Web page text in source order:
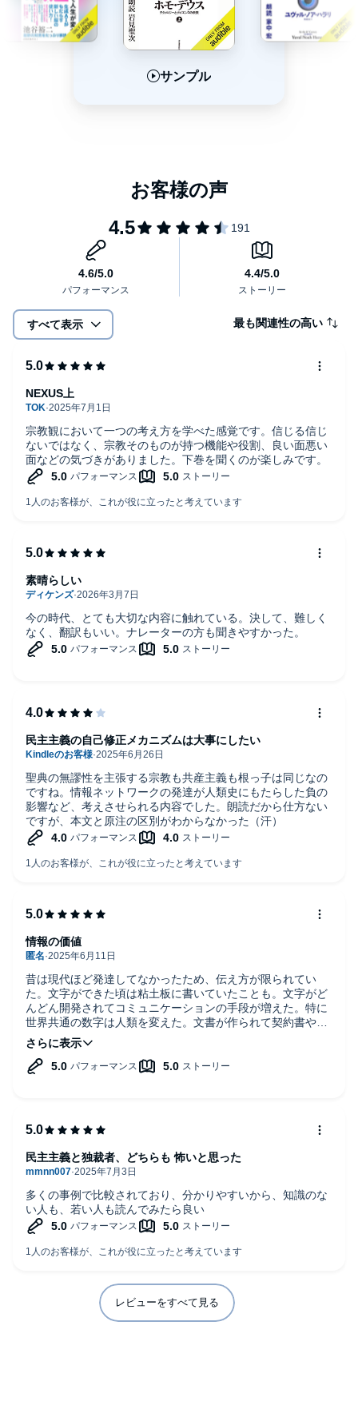
サンプル
すべて表示 最も関連性の高い
宗教観において一つの考え方を学べた感覚です。信じる信じ
ないではなく、宗教そのものが持つ機能や役割、良い面悪い
面などの気づきがありました。下巻を聞くのが楽しみです。
NEXUS上
今の時代、とても大切な内容に触れている。決して、難しく
なく、翻訳もいい。ナレーターの方も聞きやすかった。
素晴らしい
聖典の無謬性を主張する宗教も共産主義も根っ子は同じなの
ですね。情報ネットワークの発達が人類史にもたらした負の
影響など、考えさせられる内容でした。朗読だから仕方ない
ですが、本文と原注の区別がわからなかった（汗）
民主主義の自己修正メカニズムは大事にしたい
昔は現代ほど発達してなかったため、伝え方が限られてい
た。文字ができた頃は粘土板に書いていたことも。文字がど
んどん開発されてコミュニケーションの手段が増えた。特に
世界共通の数字は人類を変えた。文書が作られて契約書や所
有権も証明できるようになった。印刷技術を発明したことで
世界中に情報が拡散されるようになったが、悪い使い方も増
えた。魔女狩りなどもあり、独裁国もあった。処刑や拷問、
もそれなりに功績が残っている。人類は協力することでコミ
ュニケーション手段を増やしていった。
情報の価値
多くの事例で比較されており、分かりやすいから、知識のな
い人も、若い人も読んでみたら良い
民主主義と独裁者、どちらも 怖いと思った
レビューをすべて見る